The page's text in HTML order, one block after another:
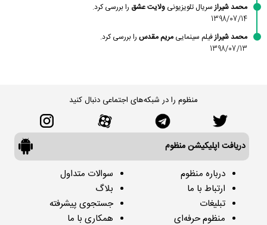
محمد شیراز سریال تلویزیونی ولایت عشق را بررسی کرد.
1398/07/14
محمد شیرازفیلم سینمایی مریم مقدس را بررسی کرد.
1398/07/13
منظوم را در شبکه‌های اجتماعی دنبال کنید
دریافت اپلیکیشن منظوم
درباره منظوم
ارتباط با ما
تبلیغات
منظوم حرفه‌ای
سوالات متداول
بلاگ
جستجوی پیشرفته
همکاری با ما